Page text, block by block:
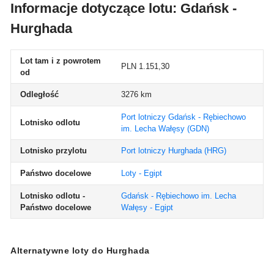
Informacje dotyczące lotu: Gdańsk -
Hurghada
Lot tam i z powrotem
od
PLN 1.151,30
Odległość 3276 km
Lotnisko odlotu
Port lotniczy Gdańsk - Rębiechowo
im. Lecha Wałęsy (GDN)
Lotnisko przylotu Port lotniczy Hurghada(HRG)
Państwo docelowe Loty - Egipt
Lotnisko odlotu -
Państwo docelowe
Gdańsk - Rębiechowo im. Lecha
Wałęsy - Egipt
Alternatywne loty do Hurghada